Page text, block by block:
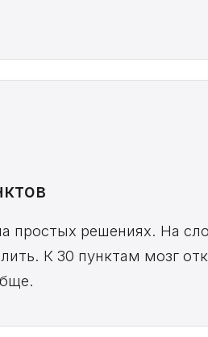
простых решениях. На
К 30 пунктам мозг